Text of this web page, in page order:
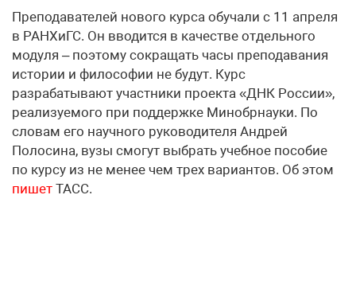
Преподавателей нового курса обучали с 11 апреля
в РАНХиГС. Он вводится в качестве отдельного
модуля – поэтому сокращать часы преподавания
истории и философии не будут. Курс
разрабатывают участники проекта «ДНК России»,
реализуемого при поддержке Минобрнауки. По
словам его научного руководителя Андрей
Полосина, вузы смогут выбрать учебное пособие
по курсу из не менее чем трех вариантов. Об этом
пишет ТАСС.